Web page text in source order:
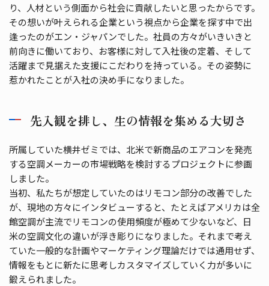
り、人材という側面から社会に貢献したいと思ったからです。
その想いが叶えられる企業という視点から企業を探す中で出
逢ったのがエン・ジャパンでした。社員の方々がいきいきと
前向きに働いており、お客様に対して入社後の定着、そして
活躍まで見据えた支援にこだわりを持っている。その姿勢に
惹かれたことが入社の決め手になりました。
先入観を排し、生の情報を集める大切さ
所属していた横井ゼミでは、北米で新商品のエアコンを発売
する空調メーカーの市場戦略を検討するプロジェクトに参画
しました。
当初、私たちが想定していたのはリモコン部分の改善でした
が、現地の方々にインタビューすると、たとえばアメリカは全
館空調が主流でリモコンの使用頻度が極めて少ないなど、日
米の空調文化の違いが浮き彫りになりました。それまで考え
ていた一般的な計画やマーケティング理論だけでは通用せず、
情報をもとに新たに思考しカスタマイズしていく力が多いに
鍛えられました。